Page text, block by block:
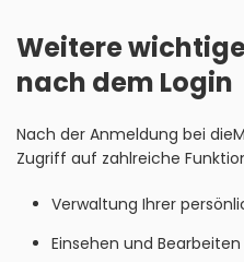
Weitere
nach dem Login
Nach der Anmeldung bei
Zugriff auf zahlreiche
Verwaltung Ihrer
Einsehen und